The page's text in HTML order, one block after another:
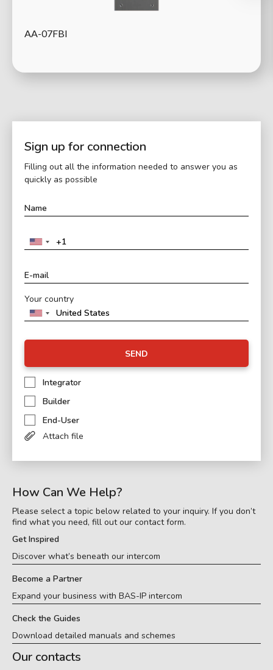
AA-07FBI
Sign up for connection
Filling out all the information needed to answer you as
quickly as possible
Your country
SEND
Integrator
Builder
End-User
Attach file
How Can We Help?
Please select a topic below related to your inquiry. If you don’t
find what you need, fill out our contact form.
Get Inspired
Discover what’s beneath our intercom
Become a Partner
Expand your business with BAS-IP intercom
Check the Guides
Download detailed manuals and schemes
Our contacts